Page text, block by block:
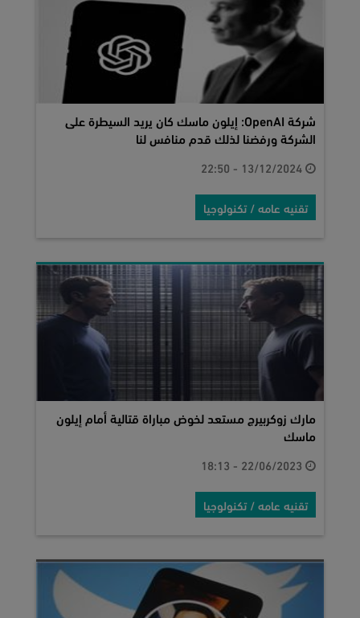
شركة OpenAI: إيلون ماسك كان يريد السيطرة على
الشركة ورفضنا لذلك قدم منافس لنا
تقنيه عامه / تكنولوجيا
مارك زوكربيرج مستعد لخوض مباراة قتالية أمام إيلون
ماسك
تقنيه عامه / تكنولوجيا